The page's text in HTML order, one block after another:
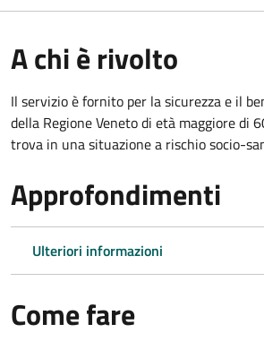
A chi è rivolto
Il servizio è fornito per la sicurezza e il
della Regione Veneto di età maggiore di
trova in una situazione a rischio socio-
Approfondimenti
Ulteriori informazioni
Come fare